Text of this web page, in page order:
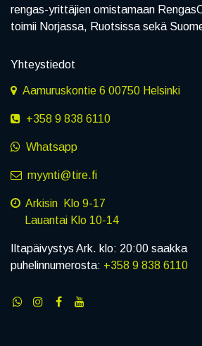
rengas-yrittäjien omistamaan
toimii Norjassa, Ruotsissa sekä
Yhteystiedot
Aamuruskontie 6 00750 Helsinki
+358 9 838 6110
Whatsapp
myynti@tire.fi
Arkisin Klo 9-17
Lauantai Klo 10-14
Iltapäivystys Ark. klo: 20:00 saakka
puhelinnumerosta: +358 9 838 6110